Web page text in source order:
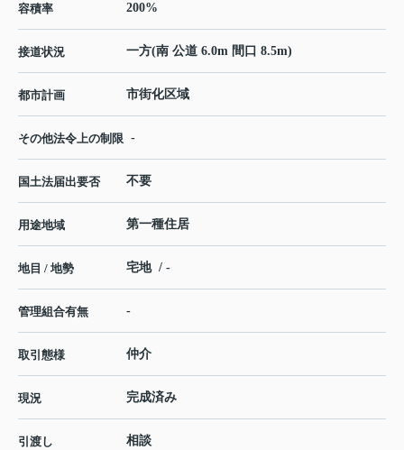
容積率 200%
接道状況 一方(南 公道 6.0m 間口 8.5m)
都市計画 市街化区域
その他法令上の制限 -
国土法届出要否 不要
用途地域 第一種住居
地目 / 地勢 宅地 / -
管理組合有無 -
取引態様 仲介
現況 完成済み
引渡し 相談